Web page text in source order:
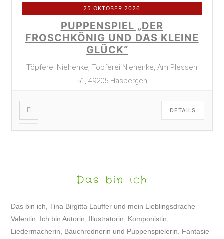
25 OKTOBER 2026
PUPPENSPIEL „DER
FROSCHKÖNIG UND DAS KLEINE
GLÜCK“
Töpferei Niehenke, Töpferei Niehenke, Am Plessen
51, 49205 Hasbergen
DETAILS
Das bin ich
Das bin ich, Tina Birgitta Lauffer und mein Lieblingsdrache
Valentin. Ich bin Autorin, Illustratorin, Komponistin,
Liedermacherin, Bauchrednerin und Puppenspielerin. Fantasie